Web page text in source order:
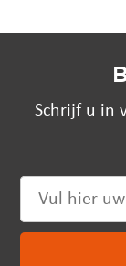
Schrijf u in